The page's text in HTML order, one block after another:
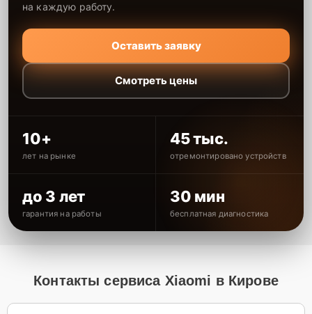
на каждую работу.
Оставить заявку
Смотреть цены
10+
лет на рынке
45 тыс.
отремонтировано устройств
до 3 лет
гарантия на работы
30 мин
бесплатная диагностика
Контакты сервиса Xiaomi в Кирове